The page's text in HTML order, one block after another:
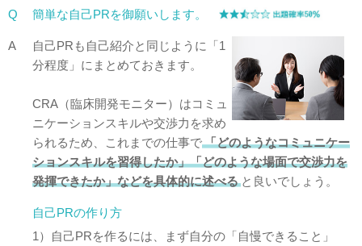
Q 簡単な自己PRを御願いします。
A
自己PRも自己紹介と同じように「1
分程度」にまとめておきます。
CRA（臨床開発モニター）はコミュ
ニケーションスキルや交渉力を求め
られるため、これまでの仕事で「どのようなコミュニケー
ションスキルを習得したか」「どのような場面で交渉力を
発揮できたか」などを具体的に述べると良いでしょう。
自己PRの作り方
1）自己PRを作るには、まず自分の「自慢できること」